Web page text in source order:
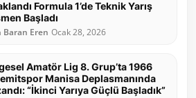
Formula 1’de Teknik Yarış
Başladı
Baran Eren Ocak 28, 2026
Amatör Lig 8. Grup’ta 1966
Manisa Deplasmanında
“İkinci Yarıya Güçlü Başladık”